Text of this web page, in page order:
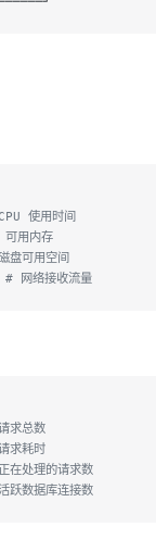
使用时间
用内存
盘可用空间
# 网络接收流量
求总数
求耗时
处理的请求数
跃数据库连接数